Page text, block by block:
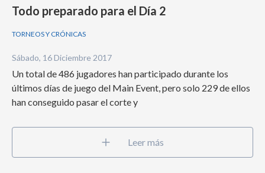
Todo preparado para el Día 2
TORNEOS Y CRÓNICAS
Sábado, 16 Diciembre 2017
Un total de 486 jugadores han participado durante los
últimos días de juego del Main Event, pero solo 229 de ellos
han conseguido pasar el corte y
Leer más